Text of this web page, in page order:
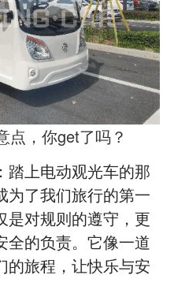
点，你get了吗？
踏上电动观光车的那
为了我们旅行的第一
是对规则的遵守，更
全的负责。它像一道
的旅程，让快乐与安